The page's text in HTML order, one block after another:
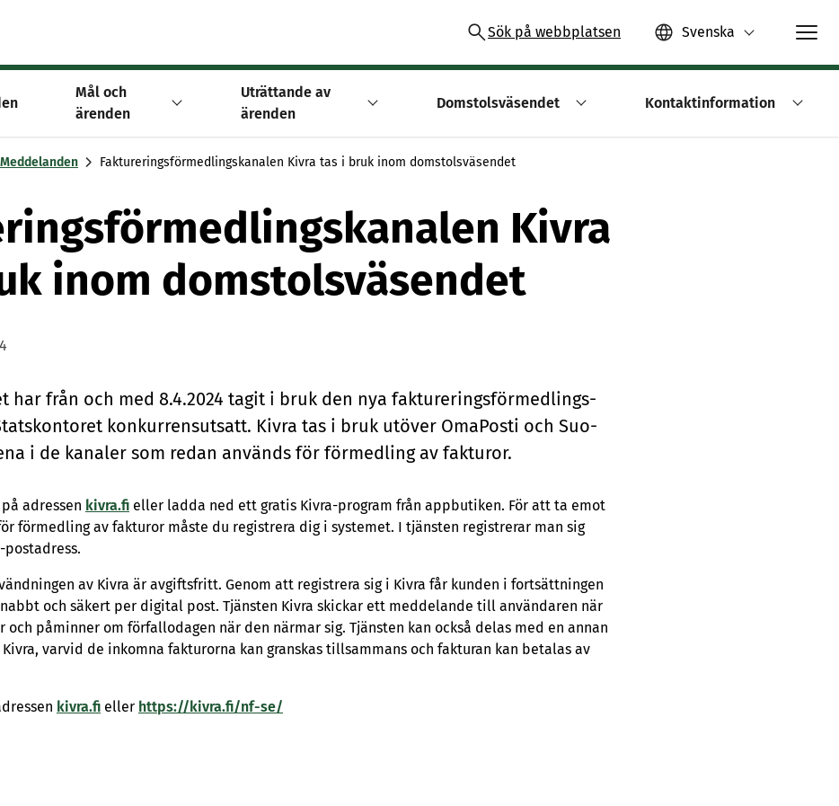
Sök på webbplatsen Svenska
Mål och
ärenden
Uträttande av
ärenden
Domstolsväsendet Kontaktinformation
Meddelanden Faktureringsförmedlingskanalen Kivra tas i bruk inom domstolsväsendet
Kivra
inom domstolsväsendet
har från och med 8.4.2024 ta­git i bruk den nya fak­tu­re­rings­för­med­lings­
kon­kur­rens­ut­satt. Kiv­ra tas i bruk ut­ö­ver Oma­Posti och Su­o­
i de ka­na­ler som re­dan an­vänds för för­med­ling av fak­tu­ror.
adressen kivra.fi eller ladda ned ett gratis Kivra-program från appbutiken. För att ta emot
förmedling av fakturor måste du registrera dig i systemet. I tjänsten registrerar man sig
av Kivra är avgiftsfritt. Genom att registrera sig i Kivra får kunden i fortsättningen
och säkert per digital post. Tjänsten Kivra skickar ett meddelande till användaren när
och påminner om förfallodagen när den närmar sig. Tjänsten kan också delas med en annan
varvid de inkomna fakturorna kan granskas tillsammans och fakturan kan betalas av
kivra.fi eller https://kivra.fi/nf-se/